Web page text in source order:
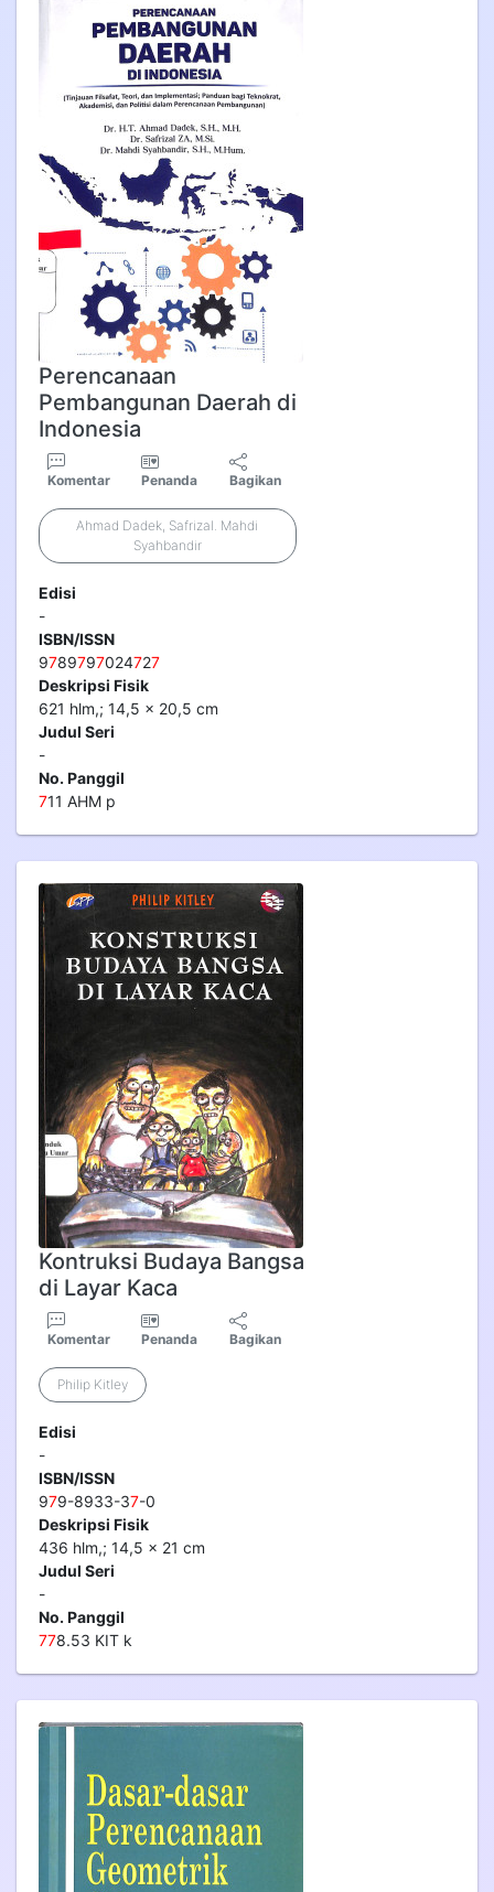
Perencanaan
Pembangunan Daerah di
Indonesia
Komentar Penanda Bagikan
Ahmad Dadek, Safrizal. Mahdi
Syahbandir
Edisi
-
ISBN/ISSN
9789797024727
Deskripsi Fisik
621 hlm,; 14,5 x 20,5 cm
Judul Seri
-
No. Panggil
711 AHM p
Kontruksi Budaya Bangsa
di Layar Kaca
Komentar Penanda Bagikan
Philip Kitley
Edisi
-
ISBN/ISSN
979-8933-37-0
Deskripsi Fisik
436 hlm,; 14,5 x 21 cm
Judul Seri
-
No. Panggil
778.53 KIT k